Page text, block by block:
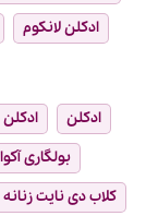
ادکلن لانکوم
ادکلن ادکلن
بولگاری
کلاب دی نایت زنانه